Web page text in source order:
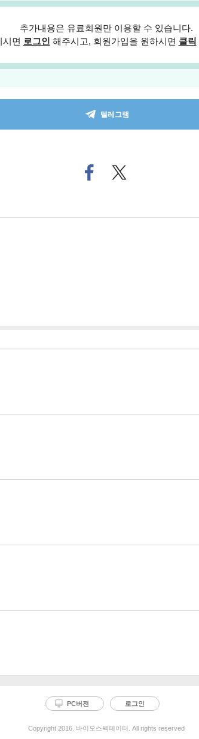
추가내용은 유료회원만 이용할 수 있습니다.
시면 로그인 해주시고, 회원가입을 원하시면 클릭
텔레그램
페
이
트위
터로
PC버전 로그인
Copyright 2016. 바이오스펙테이터. All rights reserved